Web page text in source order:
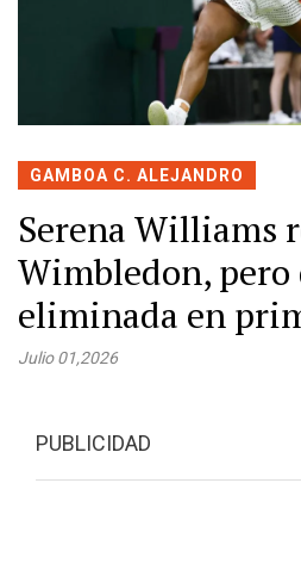
GAMBOA C. ALEJANDRO
Serena Williams
Wimbledon, pero
eliminada en
Julio 01,2026
PUBLICIDAD